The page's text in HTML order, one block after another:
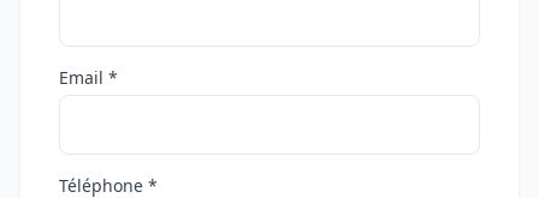
Email *
Téléphone *